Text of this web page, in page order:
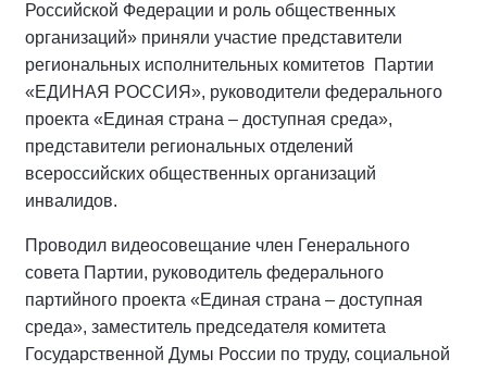
Российской Федерации и роль общественных
организаций» приняли участие представители
региональных исполнительных комитетов Партии
«ЕДИНАЯ РОССИЯ», руководители федерального
проекта «Единая страна – доступная среда»,
представители региональных отделений
всероссийских общественных организаций
инвалидов.
Проводил видеосовещание член Генерального
совета Партии, руководитель федерального
партийного проекта «Единая страна – доступная
среда», заместитель председателя комитета
Государственной Думы России по труду, социальной